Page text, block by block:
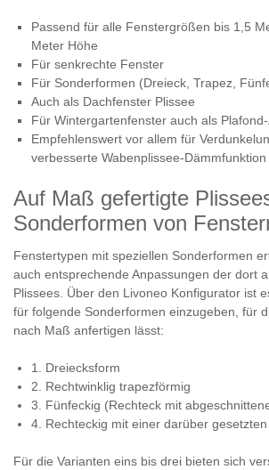
Passend für alle Fenstergrößen bis 1,5
Meter Höhe
Für senkrechte Fenster
Für Sonderformen (Dreieck, Trapez,
Auch als Dachfenster Plissee
Für Wintergartenfenster auch als
Empfehlenswert vor allem für
verbesserte Wabenplissee-Dämmfunktion
Auf Maß gefertigte
Sonderformen von
Fenstertypen mit speziellen Sonderformen
auch entsprechende Anpassungen der dort
Plissees. Über den Livoneo Konfigurator ist
für folgende Sonderformen einzugeben, für
nach Maß anfertigen lässt:
1. Dreiecksform
2. Rechtwinklig trapezförmig
3. Fünfeckig (Rechteck mit
4. Rechteckig mit einer darüber
Für die Varianten eins bis drei bieten sich